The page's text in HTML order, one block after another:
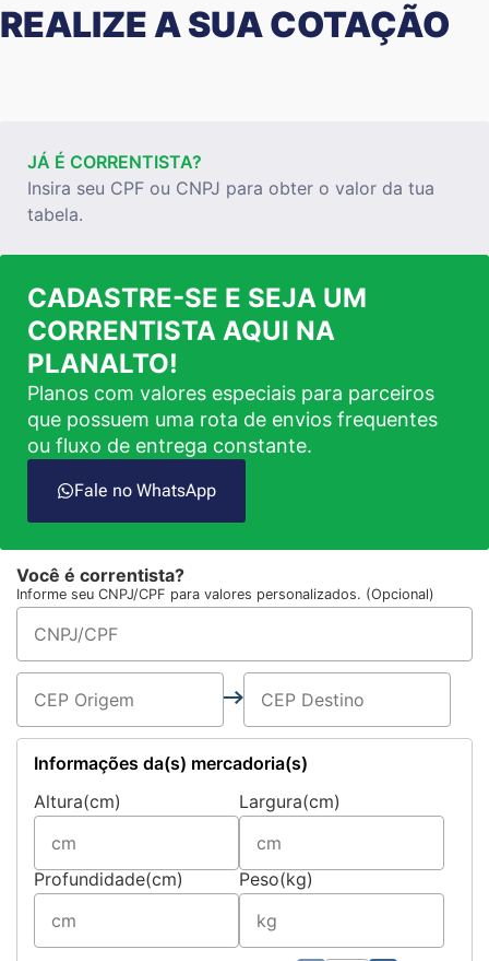
REALIZE A SUA COTAÇÃO
JÁ É CORRENTISTA?
Insira seu CPF ou CNPJ para obter o valor da tua
tabela.
CADASTRE-SE E SEJA UM
CORRENTISTA AQUI NA
PLANALTO!
Planos com valores especiais para parceiros
que possuem uma rota de envios frequentes
ou fluxo de entrega constante.
Fale no WhatsApp
Você é correntista?
Informe seu CNPJ/CPF para valores personalizados. (Opcional)
Informações da(s) mercadoria(s)
Altura(cm)
Largura(cm)
Profundidade(cm) Peso(kg)